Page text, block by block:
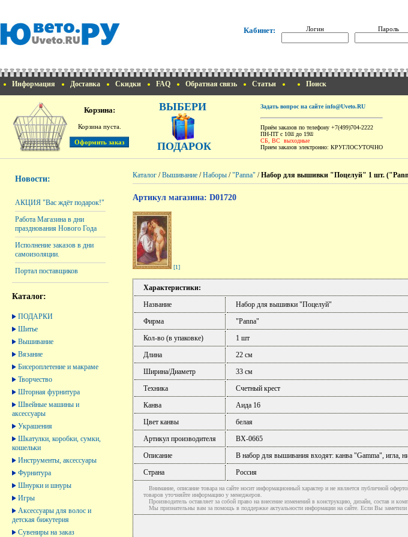
Кабинет: Логин Пароль
Информация Доставка Скидки FAQ Обратная связь Статьи Поиск
Корзина:
Корзина пуста.
ВЫБЕРИ
ПОДАРОК
Задать вопрос на сайте info@Uveto.RU
Приём заказов по телефону +7(499)704-2222
ПН-ПТ с 1000 до 1900
СБ, ВС выходные
Прием заказов электронно: КРУГЛОСУТОЧНО
Новости:
АКЦИЯ "Вас ждёт подарок!"
Работа Магазина в дни
празднования Нового Года
Исполнение заказов в дни
самоизоляции.
Портал поставщиков
Каталог:
ПОДАРКИ
Шитье
Вышивание
Вязание
Бисероплетение и макраме
Творчество
Шторная фурнитура
Швейные машины и
аксессуары
Украшения
Шкатулки, коробки, сумки,
кошельки
Инструменты, аксессуары
Фурнитура
Шнурки и шнуры
Игры
Аксессуары для волос и
детская бижутерия
Сувениры на заказ
Каталог /Вышивание /Наборы /"Panna" /Набор для вышивки "Поцелуй" 1 шт.
Артикул магазина: D01720
[1]
Характеристики:
Название
Набор для вышивки "Поцелуй"
Фирма
"Panna"
Кол-во (в упаковке)
1 шт
Длина
22 см
Ширина/Диаметр
33 см
Техника
Счетный крест
Канва
Аида 16
Цвет канвы
белая
Артикул производителя
ВХ-0665
Описание
В набор для вышивания входят: канва "Gamma", игла,
Страна
Россия
Внимание, описание товара на сайте носит информационный характер и не является публичной
товаров уточняйте информацию у менеджеров.
Производитель оставляет за собой право на внесение изменений в конструкцию, дизайн, состав и
Мы признательны вам за помощь в поддержке актуальности информации на сайте. Если Вы